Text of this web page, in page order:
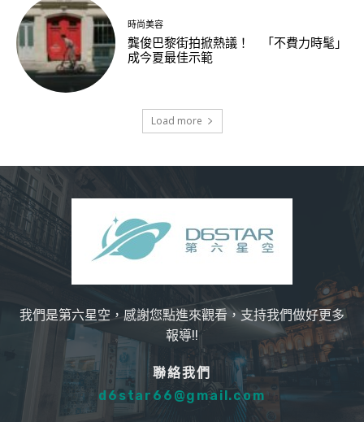
時尚美容
龔俊巴黎街拍掀熱議！ 「不費力時髦」
成今夏最佳示範
Load more
我們是第六星空，感謝您點進來觀看，支持我們做好更多
報導!!
聯絡我們
d6star66@gmail.com